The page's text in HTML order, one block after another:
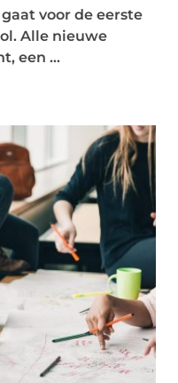
voor de eerste
Alle nieuwe
een ...